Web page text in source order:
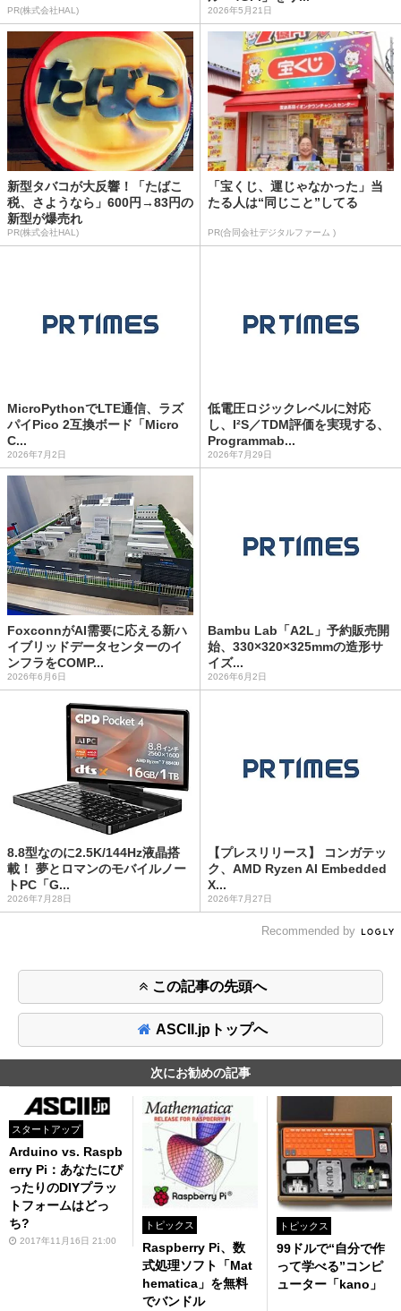
PR(株式会社HAL) 2026年5月21日
新型タバコが大反響！「たばこ
税、さようなら」600円→83円の
新型が爆売れ
PR(株式会社HAL)
「宝くじ、運じゃなかった」当
たる人は“同じこと”してる
PR(合同会社デジタルファーム )
MicroPythonでLTE通信、ラズ
パイPico 2互換ボード「Micro
C...
2026年7月2日
低電圧ロジックレベルに対応
し、I²S／TDM評価を実現する、
Programmab...
2026年7月29日
FoxconnがAI需要に応える新ハ
イブリッドデータセンターのイ
ンフラをCOMP...
2026年6月6日
Bambu Lab「A2L」予約販売開
始、330×320×325mmの造形サ
イズ...
2026年6月2日
8.8型なのに2.5K/144Hz液晶搭
載！ 夢とロマンのモバイルノー
トPC「G...
2026年7月28日
【プレスリリース】 コンガテッ
ク、AMD Ryzen AI Embedded
X...
2026年7月27日
Recommended by
この記事の先頭へ
ASCII.jpトップへ
次にお勧めの記事
スタートアップ
Arduino vs. Raspb
erry Pi：あなたにぴ
ったりのDIYプラッ
トフォームはどっ
ち?
2017年11月16日 21:00
トピックス
Raspberry Pi、数
式処理ソフト「Mat
hematica」を無料
でバンドル
トピックス
99ドルで“自分で作
って学べる”コンピ
ューター「kano」